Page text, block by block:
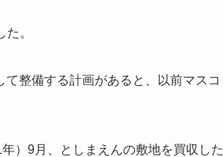
。
整備する計画があると、以前マスコ
）9月、としまえんの敷地を買収した